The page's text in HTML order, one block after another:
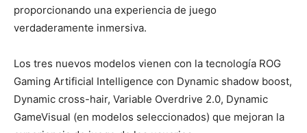
proporcionando una experiencia de juego
verdaderamente inmersiva.
Los tres nuevos modelos vienen con la tecnología ROG
Gaming Artificial Intelligence con Dynamic shadow boost,
Dynamic cross-hair, Variable Overdrive 2.0, Dynamic
GameVisual (en modelos seleccionados) que mejoran la